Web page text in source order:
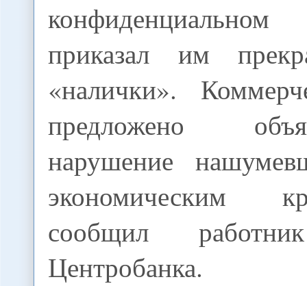
приказал им
«налички».
предложено
нарушение
экономическим
сообщил
Центробанка.